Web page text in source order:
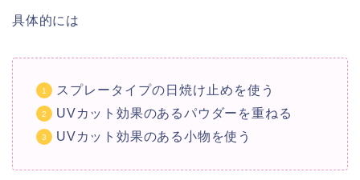
具体的には
スプレータイプの日焼け止めを使う
UVカット効果のあるパウダーを重ねる
UVカット効果のある小物を使う